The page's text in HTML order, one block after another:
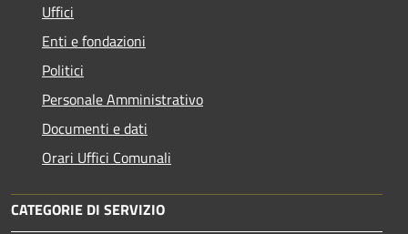
Uffici
Enti e fondazioni
Politici
Personale Amministrativo
Documenti e dati
Orari Uffici Comunali
CATEGORIE DI SERVIZIO